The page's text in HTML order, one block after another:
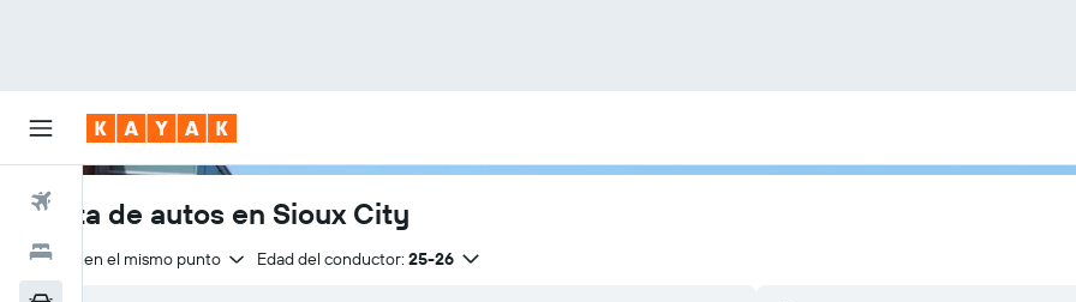
Vuelos
Hoteles
Renta de autos en Sioux City
Entrega en el mismo punto Edad del conductor: 25-26